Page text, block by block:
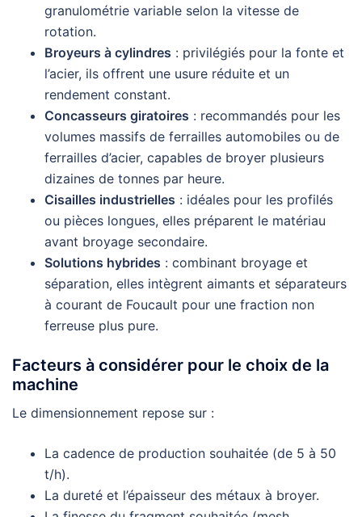
granulométrie variable selon la vitesse de
rotation.
Broyeurs à cylindres : privilégiés pour la fonte et
l’acier, ils offrent une usure réduite et un
rendement constant.
Concasseurs giratoires : recommandés pour les
volumes massifs de ferrailles automobiles ou de
ferrailles d’acier, capables de broyer plusieurs
dizaines de tonnes par heure.
Cisailles industrielles : idéales pour les profilés
ou pièces longues, elles préparent le matériau
avant broyage secondaire.
Solutions hybrides : combinant broyage et
séparation, elles intègrent aimants et séparateurs
à courant de Foucault pour une fraction non
ferreuse plus pure.
Facteurs à considérer pour le choix de la
machine
Le dimensionnement repose sur :
La cadence de production souhaitée (de 5 à 50
t/h).
La dureté et l’épaisseur des métaux à broyer.